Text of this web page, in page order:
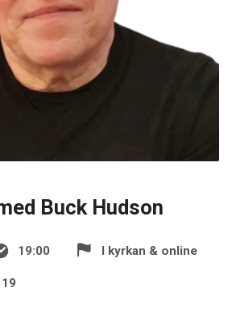
Buck Hudson
19:00 I kyrkan & online